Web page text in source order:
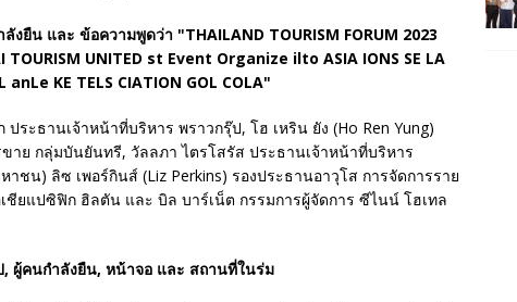
ระธานเจ้าหน้าที่บริหาร พราวกรุ๊ป, โฮ เหริน ยัง (Ho Ren Yung)
าย กลุ่มบันยันทรี, วัลลภา ไตรโสรัส ประธานเจ้าหน้าที่บริหาร
ชน) ลิซ เพอร์กินส์ (Liz Perkins) รองประธานอาวุโส การจัดการราย
ชียแปซิฟิก ฮิลตัน และ บิล บาร์เน็ต กรรมการผู้จัดการ ซีไนน์ โฮเทล